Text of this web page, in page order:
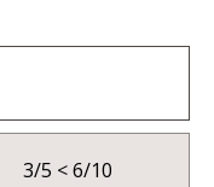
3/5 < 6/10